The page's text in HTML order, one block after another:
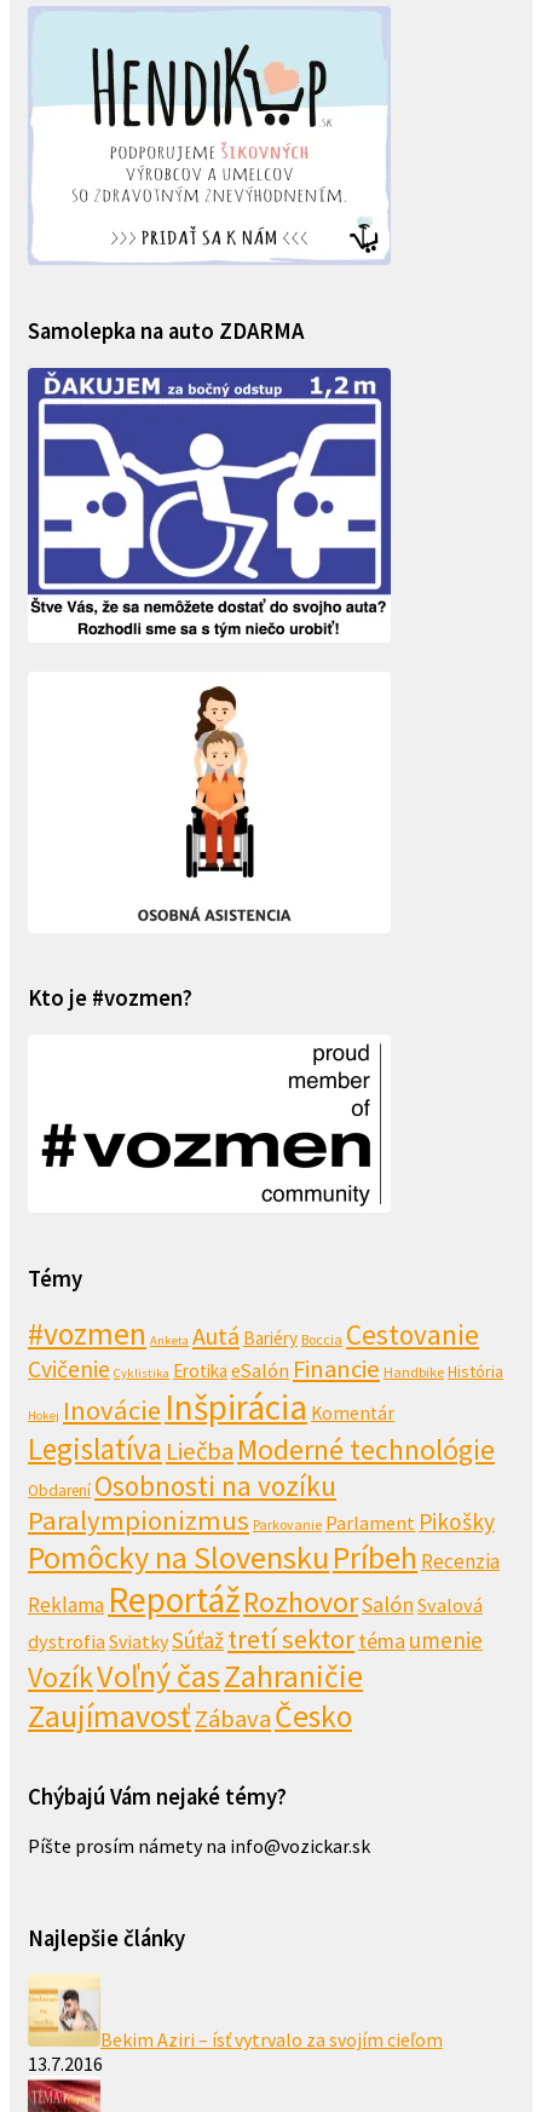
Samolepka na auto ZDARMA
Kto je #vozmen?
Témy
#vozmen Anketa Autá Bariéry Boccia Cestovanie
Cvičenie Cyklistika Erotika eSalón Financie Handbike História
Hokej Inovácie Inšpirácia Komentár
Legislatíva Liečba Moderné technológie
Obdarení Osobnosti na vozíku
Paralympionizmus Parkovanie Parlament Pikošky
Pomôcky na SlovenskuPríbeh Recenzia
Reklama ReportážRozhovorSalón Svalová
dystrofia SviatkySúťažtretí sektortéma umenie
VozíkVoľný časZahraničie
ZaujímavosťZábavaČesko
Chýbajú Vám nejaké témy?
Píšte prosím námety na info@vozickar.sk
Najlepšie články
Bekim Aziri – ísť vytrvalo za svojím cieľom
13.7.2016